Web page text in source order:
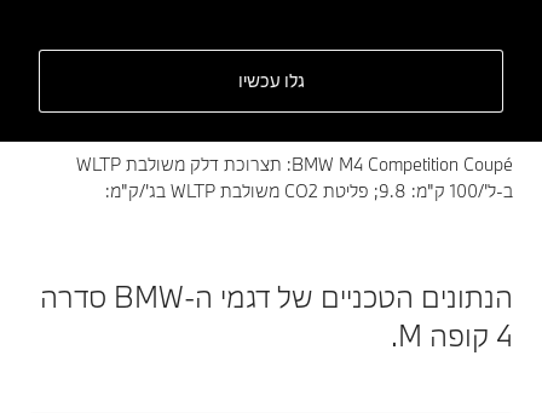
גלו עכשיו
BMW M4 Competition Coupé: תצרוכת דלק משולבת WLTP
ב-ל'/100 ק"מ: 9.8; פליטת CO2 משולבת WLTP בג'/ק"מ:
הנתונים הטכניים של דגמי ה-BMW סדרה
4 קופה M.